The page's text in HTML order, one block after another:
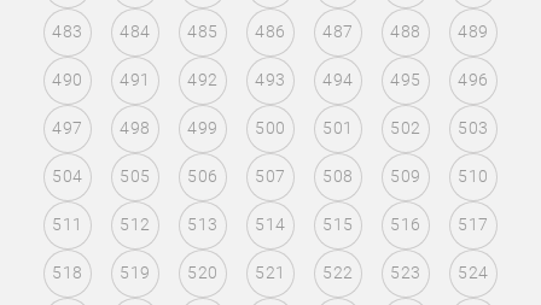
483 484 485 486 487 488 489
490 491 492 493 494 495 496
497 498 499 500 501 502 503
504 505 506 507 508 509 510
511 512 513 514 515 516 517
518 519 520 521 522 523 524